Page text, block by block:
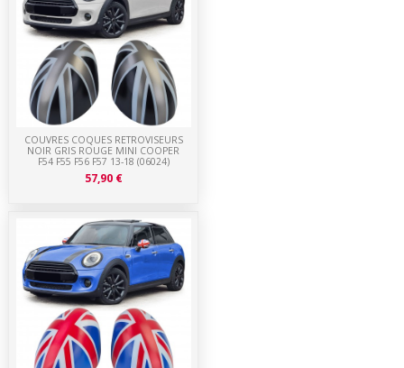
COUVRES COQUES RETROVISEURS
NOIR GRIS ROUGE MINI COOPER
F54 F55 F56 F57 13-18 (06024)
57,90 €